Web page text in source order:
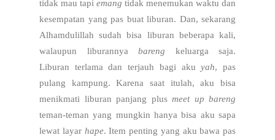
tidak mau tapi emang tidak menemukan waktu dan
kesempatan yang pas buat liburan. Dan, sekarang
Alhamdulillah sudah bisa liburan beberapa kali,
walaupun liburannya bareng keluarga saja.
Liburan terlama dan terjauh bagi akuyah, pas
pulang kampung. Karena saat itulah, aku bisa
menikmati liburan panjang plus meet up bareng
teman-teman yang mungkin hanya bisa aku sapa
lewat layar hape. Item penting yang aku bawa pas